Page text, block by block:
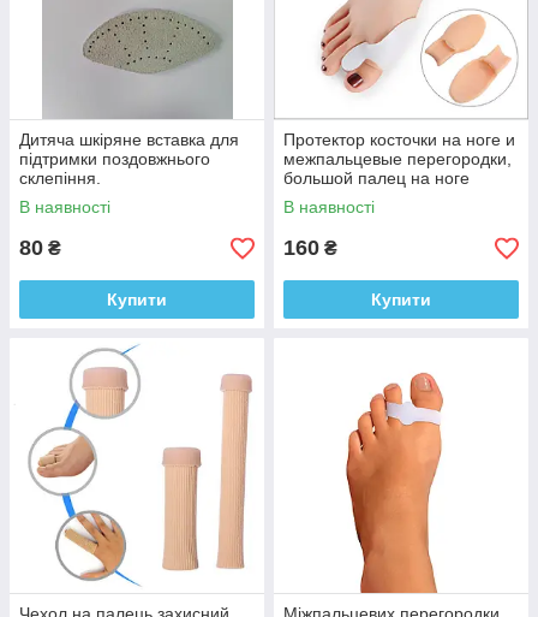
Дитяча шкіряне вставка для
підтримки поздовжнього
склепіння.
В наявності
80 ₴
Купити
Протектор косточки на ноге и
межпальцевые перегородки,
большой палец на ноге
(пара-2шт.).
В наявності
160 ₴
Купити